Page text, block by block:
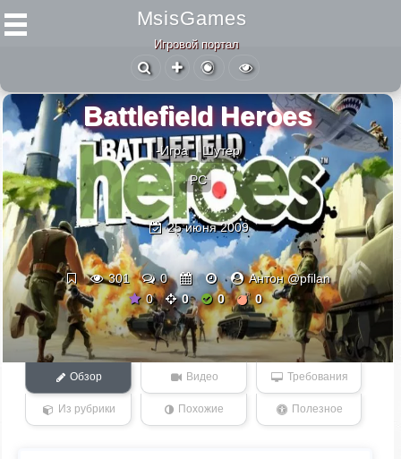
MsisGames
Игровой портал
Battlefield Heroes
-Игра Шутер
PC
25 июня 2009
301 0
Антон @pfilan
0
0 0 0
Обзор Видео Требования
Из рубрики Похожие Полезное